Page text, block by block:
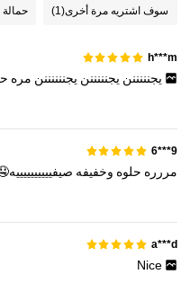
4.90 414K متابعون
4.90 414K متابعون
سوف اشتريه مرة أخرى(1)
h***m
يجنننننن يجنننننن يجننننننن مره
9***6
مررره حلوه وخفيفه
a***d
Nice